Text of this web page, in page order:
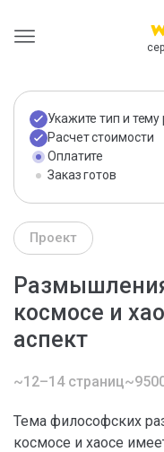
Укажите тип и тему
Расчет стоимости
Оплатите
Заказ готов
Проект
космосе и
аспект
~12–14 страниц
Тема философских
космосе и хаосе